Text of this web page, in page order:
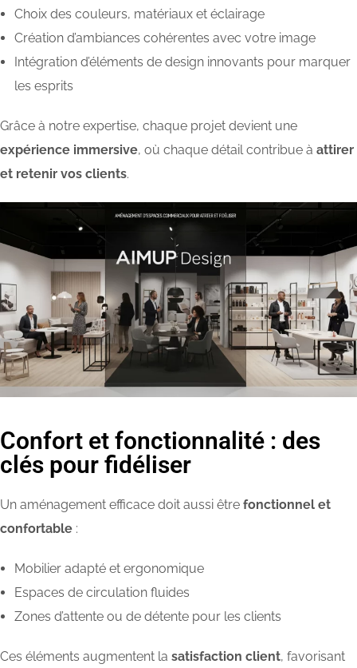
Choix des couleurs, matériaux et éclairage
Création d’ambiances cohérentes avec votre image
Intégration d’éléments de design innovants pour marquer
les esprits
Grâce à notre expertise, chaque projet devient une
expérience immersive, où chaque détail contribue à attirer
et retenir vos clients.
Confort et fonctionnalité : des
clés pour fidéliser
Un aménagement efficace doit aussi être fonctionnel et
confortable :
Mobilier adapté et ergonomique
Espaces de circulation fluides
Zones d’attente ou de détente pour les clients
Ces éléments augmentent la satisfaction client, favorisant